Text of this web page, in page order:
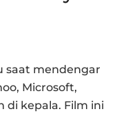
saat mendengar
Microsoft,
di kepala. Film ini